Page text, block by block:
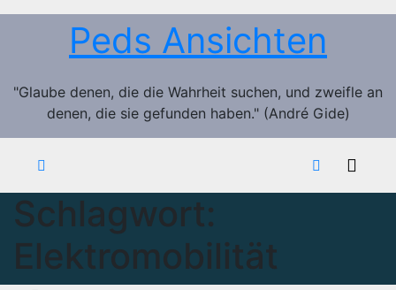
Zum
Peds Ansichten
"Glaube denen, die die Wahrheit suchen, und zweifle an
denen, die sie gefunden haben." (André Gide)
Schlagwort:
Elektromobilität